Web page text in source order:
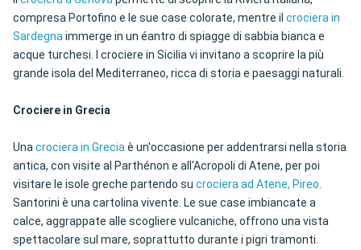
compresa Portofino e le sue case colorate, mentre il crociera in
Sardegnaimmerge in un éantro di spiagge di sabbia bianca e
acque turchesi. I crociere in Sicilia vi invitano a scoprire la più
grande isola del Mediterraneo, ricca di storia e paesaggi naturali.
Crociere in Grecia
Unacrociera in Greciaè un'occasione per addentrarsi nella storia
antica, con visite al Parthénon e all'Acropoli di Atene, per poi
visitare le isole greche partendo su crociera ad Atene, Pireo.
Santorini è una cartolina vivente. Le sue case imbiancate a
calce, aggrappate alle scogliere vulcaniche, offrono una vista
spettacolare sul mare, soprattutto durante i pigri tramonti.